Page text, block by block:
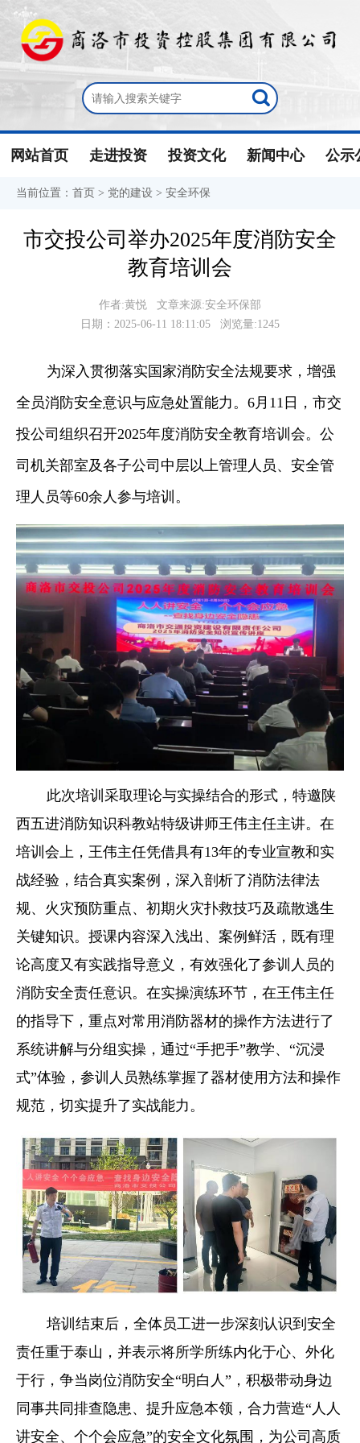
网站首页 走进投资 投资文化 新闻中心 公示
当前位置： 首页 > 党的建设 > 安全环保
市交投公司举办2025年度消防安全
教育培训会
作者:黄悦 文章来源:安全环保部
日期：2025-06-11 18:11:05 浏览量:1245
为深入贯彻落实国家消防安全法规要求，增强
全员消防安全意识与应急处置能力。6月11日，市交
投公司组织召开2025年度消防安全教育培训会。公
司机关部室及各子公司中层以上管理人员、安全管
理人员等60余人参与培训。
此次培训采取理论与实操结合的形式，特邀陕
西五进消防知识科教站特级讲师王伟主任主讲。在
培训会上，王伟主任凭借具有13年的专业宣教和实
战经验，结合真实案例，深入剖析了消防法律法
规、火灾预防重点、初期火灾扑救技巧及疏散逃生
关键知识。授课内容深入浅出、案例鲜活，既有理
论高度又有实践指导意义，有效强化了参训人员的
消防安全责任意识。在实操演练环节，在王伟主任
的指导下，重点对常用消防器材的操作方法进行了
系统讲解与分组实操，通过“手把手”教学、“沉浸
式”体验，参训人员熟练掌握了器材使用方法和操作
规范，切实提升了实战能力。
培训结束后，全体员工进一步深刻认识到安全
责任重于泰山，并表示将所学所练内化于心、外化
于行，争当岗位消防安全“明白人”，积极带动身边
同事共同排查隐患、提升应急本领，合力营造“人人
讲安全、个个会应急”的安全文化氛围，为公司高质